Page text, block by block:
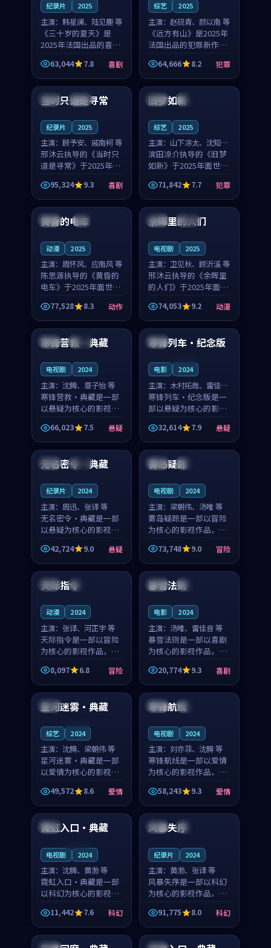
纪录片 2025
主演： 韩星澜、陆见鹿 等
《三十岁的夏天》是
2025年法国出品的喜剧
新作，主创团队希望用
深夜电台的故事让观众
停下来想一想。韩星澜
角色，山田纯一的叙事
63,044 7.8 喜剧
综艺 2025
主演： 赵砚青、颜以南 等
《远方有山》是2025年
法国出品的犯罪新作，
主创团队希望用高校追
梦的故事让观众停下来
想一想。赵砚青领衔，
颜以南担任重要角色，
山田纯一的叙事节奏
64,666 8.2 犯罪
泰国 杜比
当时只道是寻常
纪录片 2025
主演： 顾予安、戚南柯 等
邢沐云执导的《当时只
道是寻常》于2025年面
世，泰国的城市气质与
母女情深的人物心境共
同构筑了影片基调。顾
予安、戚南柯用细腻的
表演撑起整部喜剧电
95,324 9.3 喜剧
中国 高分
旧梦如新
综艺 2025
主演： 山下凉太、沈知韵
等
滨田凉介执导的《旧梦
如新》于2025年面世，
中国台湾的城市气质与
异国相遇的人物心境共
同构筑了影片基调。山
下凉太、沈知韵用细腻
的表演撑起整部犯罪
71,842 7.7 犯罪
日本 4K
黄昏的电车
动漫 2025
主演： 周怀风、应南风 等
陈思源执导的《黄昏的
电车》于2025年面世，
日本的城市气质与渔村
故事的人物心境共同构
筑了影片基调。周怀
风、应南风用细腻的表
演撑起整部动作电影，
77,528 8.3 动作
泰国 完结
余晖里的人们
电视剧 2025
主演： 卫见秋、顾沂溪 等
邢沐云执导的《余晖里
的人们》于2025年面
世，泰国的城市气质与
小镇生活的人物心境共
同构筑了影片基调。卫
见秋、顾沂溪用细腻的
表演撑起整部动漫电
74,053 9.2 动漫
中国 热播
寒锋营救·典藏
电视剧 2024
主演： 沈腾、章子怡 等
寒锋营救·典藏是一部
以悬疑为核心的影视作
品，围绕危机、反转与
人物成长展开，整体节
奏紧凑，值得推荐观
看。
66,023 7.5 悬疑
英国
寒锋列车·纪念版
电影 2024
主演： 木村拓哉、雷佳音
等
寒锋列车·纪念版是一
部以悬疑为核心的影视
作品，围绕危机、反转
与人物成长展开，整体
节奏紧凑，值得推荐观
看。
32,614 7.9 悬疑
泰国 独播
无名密令·典藏
纪录片 2024
主演： 周迅、张译 等
无名密令·典藏是一部
以悬疑为核心的影视作
品，围绕危机、反转与
人物成长展开，整体节
奏紧凑，值得推荐观
看。
42,724 9.0 悬疑
法国 热播
雾岛疑踪
电视剧 2024
主演： 梁朝伟、汤唯 等
雾岛疑踪是一部以冒险
为核心的影视作品，围
绕危机、反转与人物成
长展开，整体节奏紧
凑，值得推荐观看。
73,748 9.0 冒险
英国 热播
天际指令
动漫 2024
主演： 张译、河正宇 等
天际指令是一部以冒险
为核心的影视作品，围
绕危机、反转与人物成
长展开，整体节奏紧
凑，值得推荐观看。
8,097 6.8 冒险
中国 院线
暴雪法则
电影 2024
主演： 汤唯、雷佳音 等
暴雪法则是一部以喜剧
为核心的影视作品，围
绕危机、反转与人物成
长展开，整体节奏紧
凑，值得推荐观看。
20,774 9.3 喜剧
美国
星河迷雾·典藏
综艺 2024
主演： 沈腾、梁朝伟 等
星河迷雾·典藏是一部
以爱情为核心的影视作
品，围绕危机、反转与
人物成长展开，整体节
奏紧凑，值得推荐观
看。
49,572 8.6 爱情
中国 杜比
寒锋航线
电视剧 2024
主演： 刘亦菲、沈腾 等
寒锋航线是一部以爱情
为核心的影视作品，围
绕危机、反转与人物成
长展开，整体节奏紧
凑，值得推荐观看。
58,243 9.3 爱情
美国
霓虹入口·典藏
电视剧 2024
主演： 沈腾、黄渤 等
霓虹入口·典藏是一部
以科幻为核心的影视作
品，围绕危机、反转与
人物成长展开，整体节
奏紧凑，值得推荐观
看。
11,442 7.6 科幻
英国 院线
风暴失序
纪录片 2024
主演： 黄渤、张译 等
风暴失序是一部以科幻
为核心的影视作品，围
绕危机、反转与人物成
长展开，整体节奏紧
凑，值得推荐观看。
91,775 8.0 科幻